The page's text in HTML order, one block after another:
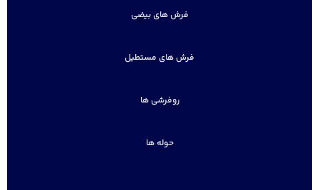
فرش های بیضی
فرش های مستطیل
روفرشی ها
حوله ها